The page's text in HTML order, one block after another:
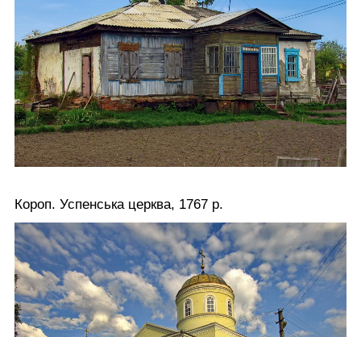
Короп. Успенська церква, 1767 р.